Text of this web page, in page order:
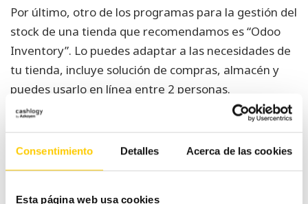
Consentimiento Detalles Acerca de las cookies
Esta página web usa cookies
Por último, otro de los programas para la gestión del
stock de una tienda que recomendamos es “Odoo
Inventory”. Lo puedes adaptar a las necesidades de
tu tienda, incluye solución de compras, almacén y
puedes usarlo en línea entre 2 personas.
Navegación
de
Cursos de contabilidad
para empresas que
podrían ayudarte
Conoce el comercio
seguro gracias a